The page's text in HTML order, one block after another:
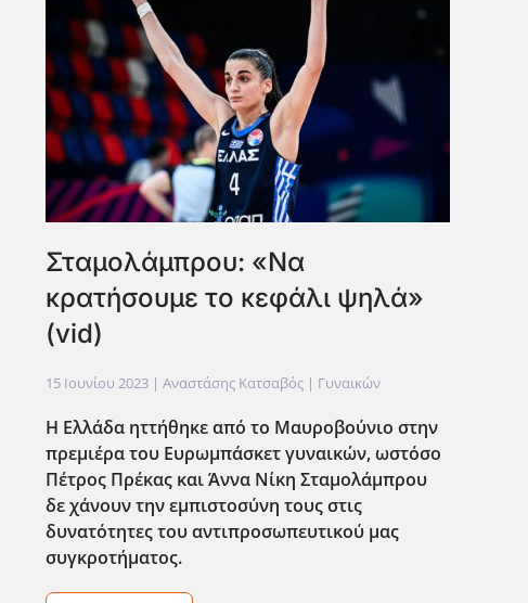
Σταμολάμπρου: «Να
κρατήσουμε το κεφάλι ψηλά»
(vid)
15 Ιουνίου 2023| Αναστάσης Κατσαβός | Γυναικών
Η Ελλάδα ηττήθηκε από το Μαυροβούνιο στην
πρεμιέρα του Ευρωμπάσκετ γυναικών, ωστόσο
Πέτρος Πρέκας και Άννα Νίκη Σταμολάμπρου
δε χάνουν την εμπιστοσύνη τους στις
δυνατότητες του αντιπροσωπευτικού μας
συγκροτήματος.